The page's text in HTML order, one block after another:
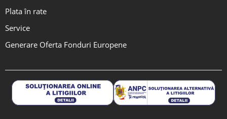
Plata în rate
Service
Generare Oferta Fonduri Europene